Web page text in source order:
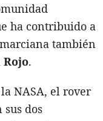
ha contribuido a
también
Rojo.
NASA, el rover
dos